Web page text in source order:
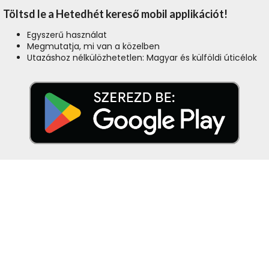
Töltsd le a Hetedhét kereső mobil applikációt!
Egyszerű használat
Megmutatja, mi van a közelben
Utazáshoz nélkülözhetetlen: Magyar és külföldi úticélok